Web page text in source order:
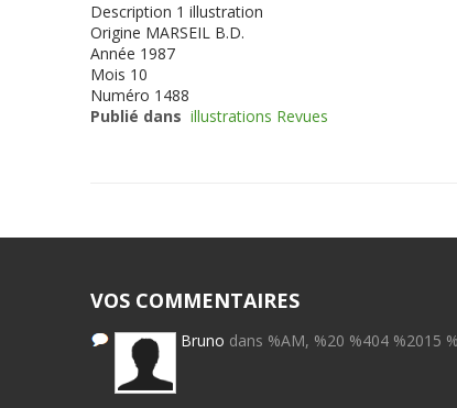
Description 1 illustration
Origine MARSEIL B.D.
Année 1987
Mois 10
Numéro 1488
Publié dans illustrations Revues
VOS COMMENTAIRES
Bruno dans %AM, %20 %404 %2015